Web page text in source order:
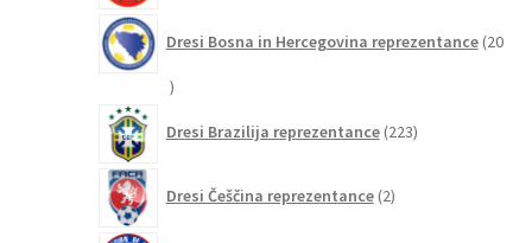
Dresi Bosna in Hercegovina reprezentance 20
20
Dresi Brazilija reprezentance 223izdelkov
Dresi Češčina reprezentance 2izdelka